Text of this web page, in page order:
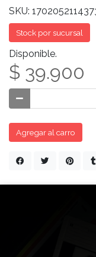
SKU:
Stock por sucursal
Disponible.
$ 39.900
Agregar al carro